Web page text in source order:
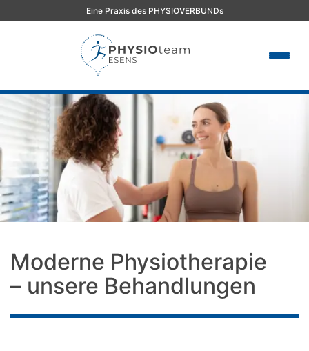
Eine Praxis des PHYSIOVERBUNDs
Moderne Physiotherapie
– unsere Behandlungen